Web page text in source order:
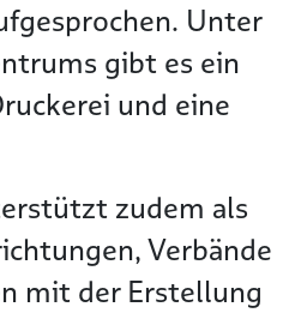
Unter
gibt es ein
und eine
zudem als
Verbände
mit der Erstellung